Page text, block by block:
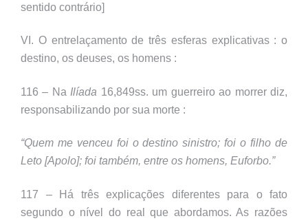
sentido contrário]
VI. O entrelaçamento de três esferas explicativas : o
destino, os deuses, os homens :
116 – Na Ilíada 16,849ss. um guerreiro ao morrer diz,
responsabilizando por sua morte :
“Quem me venceu foi o destino sinistro; foi o filho de
Leto [Apolo]; foi também, entre os homens, Euforbo.”
117 – Há três explicações diferentes para o fato
segundo o nível do real que abordamos. As razões